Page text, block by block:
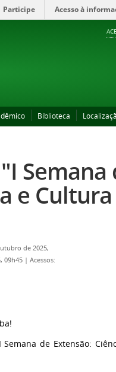
Participe Acesso à
Biblioteca
"I
e Cultura
de 2025,
09h45 | Acessos:
de Extensão: